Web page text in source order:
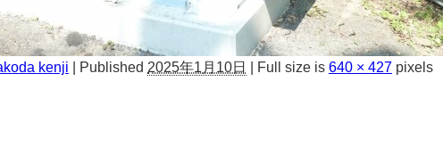
kenji Published 2025年1月10日 Full size is 640 × 427 pixels